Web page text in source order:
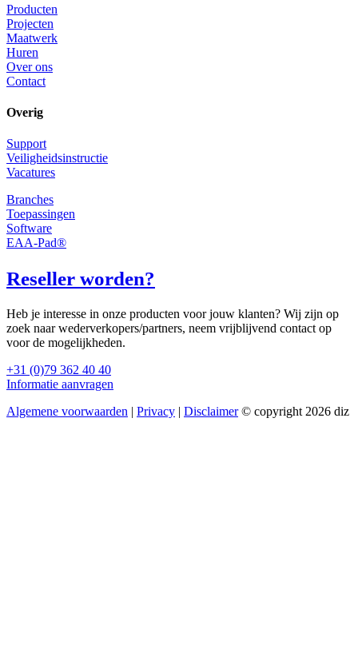
Producten
Projecten
Maatwerk
Huren
Over ons
Contact
Overig
Support
Veiligheidsinstructie
Vacatures
Branches
Toepassingen
Software
EAA-Pad®
Reseller worden?
Heb je interesse in onze producten voor jouw klanten? Wij zijn op
zoek naar wederverkopers/partners, neem vrijblijvend contact op
voor de mogelijkheden.
+31 (0)79 362 40 40
Informatie aanvragen
Algemene voorwaarden | Privacy | Disclaimer© copyright 2026 diz